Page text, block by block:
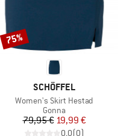
MARCHIO
SCHÖFFEL
Articolo
Women's Skirt Hestad
Gruppo di prodotti
Gonna
Prezzo
79,95 €Prezzo ridotto
19,99 €
0,0(0)
Sconto
75%